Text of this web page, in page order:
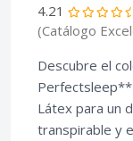
4.21
(Catálogo
Descubre el
Perfectsleep**
Látex para un
transpirable y